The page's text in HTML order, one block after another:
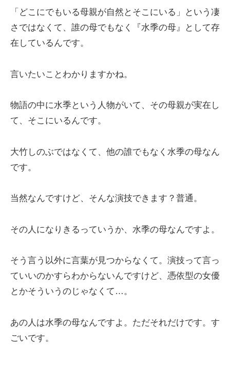
「どこにでもいる母親が自然とそこにいる」という凄
さではなくて、誰の母でもなく『水季の母』として存
在しているんです。
言いたいことわかりますかね。
物語の中に水季という人物がいて、その母親が実在し
て、そこにいるんです。
大竹しのぶではなくて、他の誰でもなく水季の母なん
です。
当然なんですけど、そんな演技できます？普通。
その人になりきるっていうか、水季の母なんですよ。
そう言う以外に言葉が見つからなくて。演技って言っ
ていいのかすらわからないんですけど、憑依型の女優
とかそういうのじゃなくて…。
あの人は水季の母なんですよ。ただそれだけです。す
ごいです。